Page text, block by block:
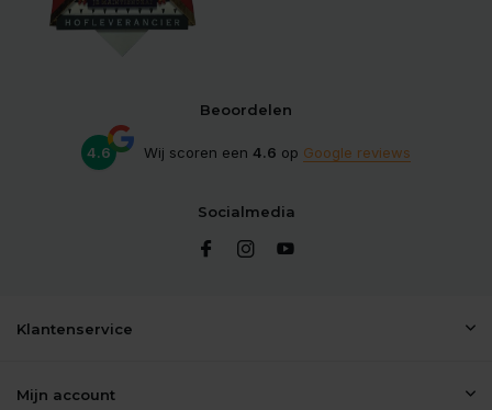
Beoordelen
4.6 Wij scoren een 4.6 op Google reviews
Socialmedia
Klantenservice
Mijn account